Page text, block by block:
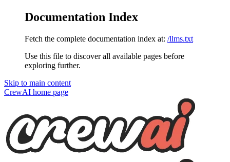
Documentation Index
Fetch the complete documentation index at: /llms.txt
Use this file to discover all available pages before
exploring further.
Skip to main content
CrewAI home page